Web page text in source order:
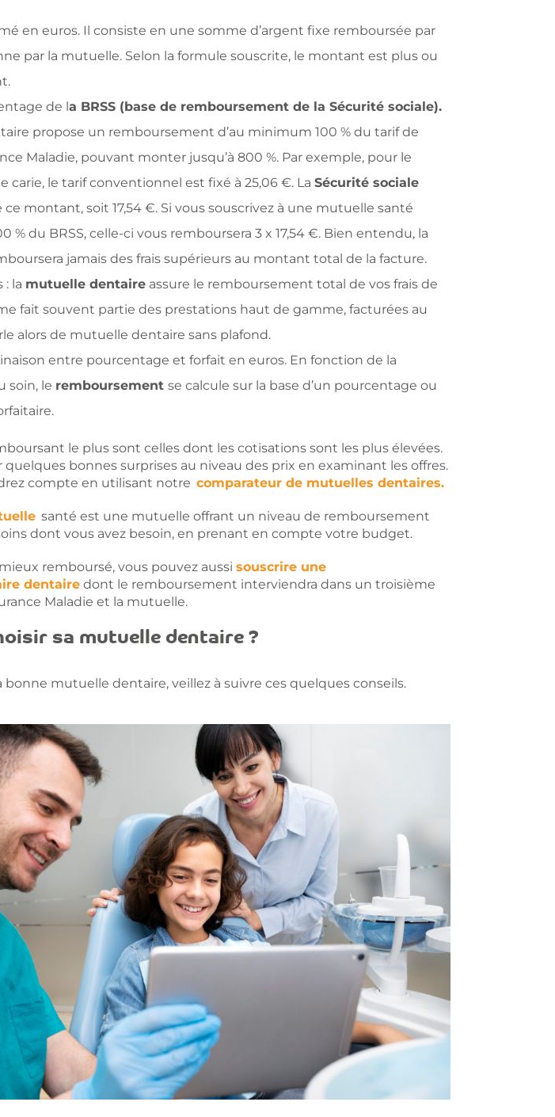
en euros. Il consiste en une somme d’argent fixe remboursée par
par la mutuelle. Selon la formule souscrite, le montant est plus ou
de la BRSS (base de remboursement de la Sécurité sociale).
propose un remboursement d’au minimum 100 % du tarif de
Maladie, pouvant monter jusqu’à 800 %. Par exemple, pour le
carie, le tarif conventionnel est fixé à 25,06 €. La Sécurité sociale
ce montant, soit 17,54 €. Si vous souscrivez à une mutuelle santé
% du BRSS, celle-ci vous remboursera 3 x 17,54 €. Bien entendu, la
jamais des frais supérieurs au montant total de la facture.
: la mutuelle dentaire assure le remboursement total de vos frais de
fait souvent partie des prestations haut de gamme, facturées au
alors de mutuelle dentaire sans plafond.
entre pourcentage et forfait en euros. En fonction de la
soin, le remboursement se calcule sur la base d’un pourcentage ou
le plus sont celles dont les cotisations sont les plus élevées.
quelques bonnes surprises au niveau des prix en examinant les offres.
compte en utilisant notre comparateur de mutuelles dentaires.
santé est une mutuelle offrant un niveau de remboursement
dont vous avez besoin, en prenant en compte votre budget.
remboursé, vous pouvez aussi souscrire une
dentaire dont le remboursement interviendra dans un troisième
Maladie et la mutuelle.
sa mutuelle dentaire ?
bonne mutuelle dentaire, veillez à suivre ces quelques conseils.